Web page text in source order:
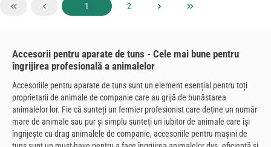
Pagina
1 Pagina
2
Accesorii pentru aparate de tuns - Cele mai bune pentru
îngrijirea profesională a animalelor
Accesoriile pentru aparate de tuns sunt un element esențial pentru toți
proprietarii de animale de companie care au grijă de bunăstarea
animalelor lor. Fie că sunteți un fermier profesionist care deține un număr
mare de animale sau pur și simplu sunteți un iubitor de animale care își
îngrijește cu drag animalele de companie, accesoriile pentru mașini de